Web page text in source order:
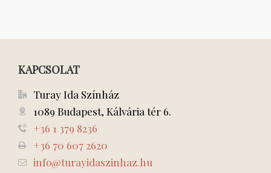
KAPCSOLAT
Turay Ida Színház
1089 Budapest, Kálvária tér 6.
+36 1 379 8236
+36 70 607 2620
info@turayidaszinhaz.hu